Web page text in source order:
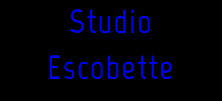
Studio
Escobette